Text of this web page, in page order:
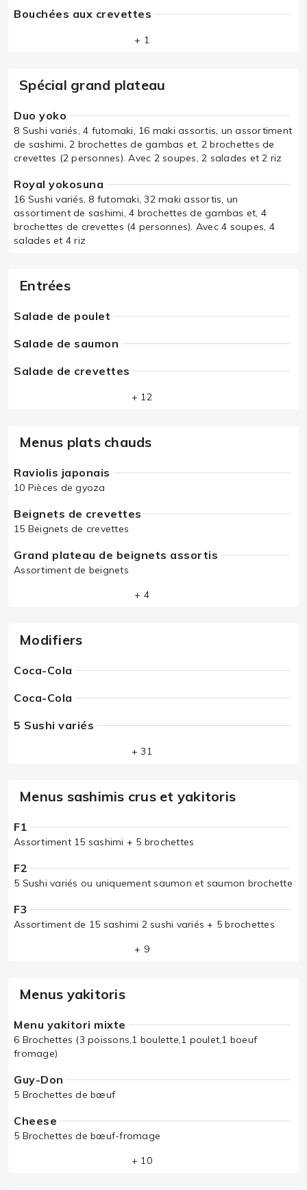
Bouchées aux crevettes
+ 1
Spécial grand plateau
Duo yoko
8 Sushi variés, 4 futomaki, 16 maki assortis, un assortiment
de sashimi, 2 brochettes de gambas et, 2 brochettes de
crevettes (2 personnes). Avec 2 soupes, 2 salades et 2 riz
Royal yokosuna
16 Sushi variés, 8 futomaki, 32 maki assortis, un
assortiment de sashimi, 4 brochettes de gambas et, 4
brochettes de crevettes (4 personnes). Avec 4 soupes, 4
salades et 4 riz
Entrées
Salade de poulet
Salade de saumon
Salade de crevettes
+ 12
Menus plats chauds
Raviolis japonais
10 Pièces de gyoza
Beignets de crevettes
15 Beignets de crevettes
Grand plateau de beignets assortis
Assortiment de beignets
+ 4
Modifiers
Coca-Cola
Coca-Cola
5 Sushi variés
+ 31
Menus sashimis crus et yakitoris
F1
Assortiment 15 sashimi + 5 brochettes
F2
5 Sushi variés ou uniquement saumon et saumon brochette
F3
Assortiment de 15 sashimi 2 sushi variés + 5 brochettes
+ 9
Menus yakitoris
Menu yakitori mixte
6 Brochettes (3 poissons,1 boulette,1 poulet,1 boeuf
fromage)
Guy-Don
5 Brochettes de bœuf
Cheese
5 Brochettes de bœuf-fromage
+ 10